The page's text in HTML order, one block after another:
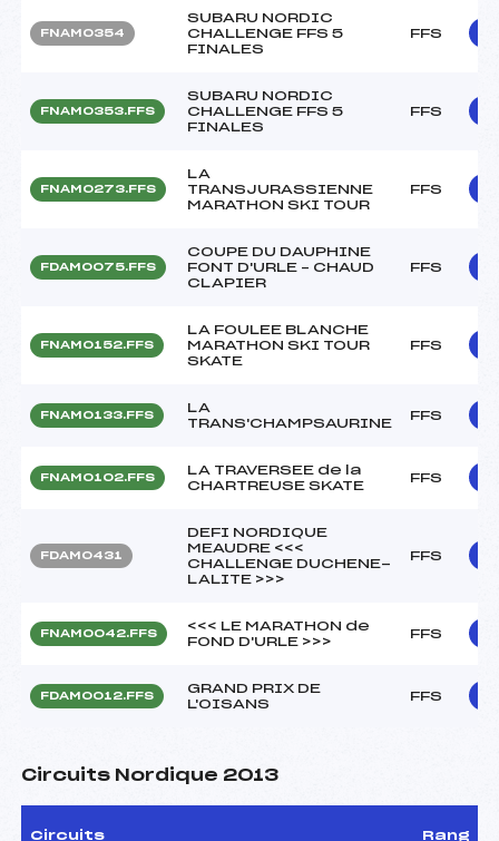
FNAM0354
SUBARU NORDIC
CHALLENGE FFS 5
FINALES
FFS
FNAM0353.FFS
SUBARU NORDIC
CHALLENGE FFS 5
FINALES
FFS
FNAM0273.FFS
LA
TRANSJURASSIENNE
MARATHON SKI TOUR
FFS
FDAM0075.FFS
COUPE DU DAUPHINE
FONT D'URLE – CHAUD
CLAPIER
FFS
FNAM0152.FFS
LA FOULEE BLANCHE
MARATHON SKI TOUR
SKATE
FFS
FNAM0133.FFS
LA
TRANS'CHAMPSAURINE
FFS
FNAM0102.FFS
LA TRAVERSEE de la
CHARTREUSE SKATE
FFS
FDAM0431
DEFI NORDIQUE
MEAUDRE <<<
CHALLENGE DUCHENE-
LALITE >>>
FFS
FNAM0042.FFS
<<< LE MARATHON de
FOND D'URLE >>>
FFS
FDAM0012.FFS
GRAND PRIX DE
L'OISANS
FFS
Circuits Nordique 2013
Circuits Rang